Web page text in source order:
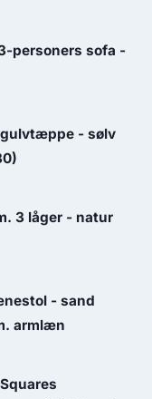
personers sofa -
gulvtæppe - sølv
3 låger - natur
- sand
armlæn